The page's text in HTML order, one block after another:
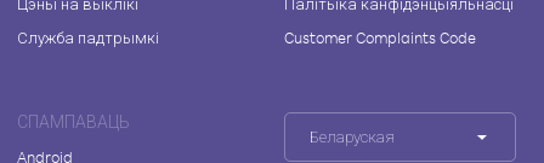
Служба падтрымкі
Customer Complaints Code
СПАМПАВАЦЬ
Android
Беларуская